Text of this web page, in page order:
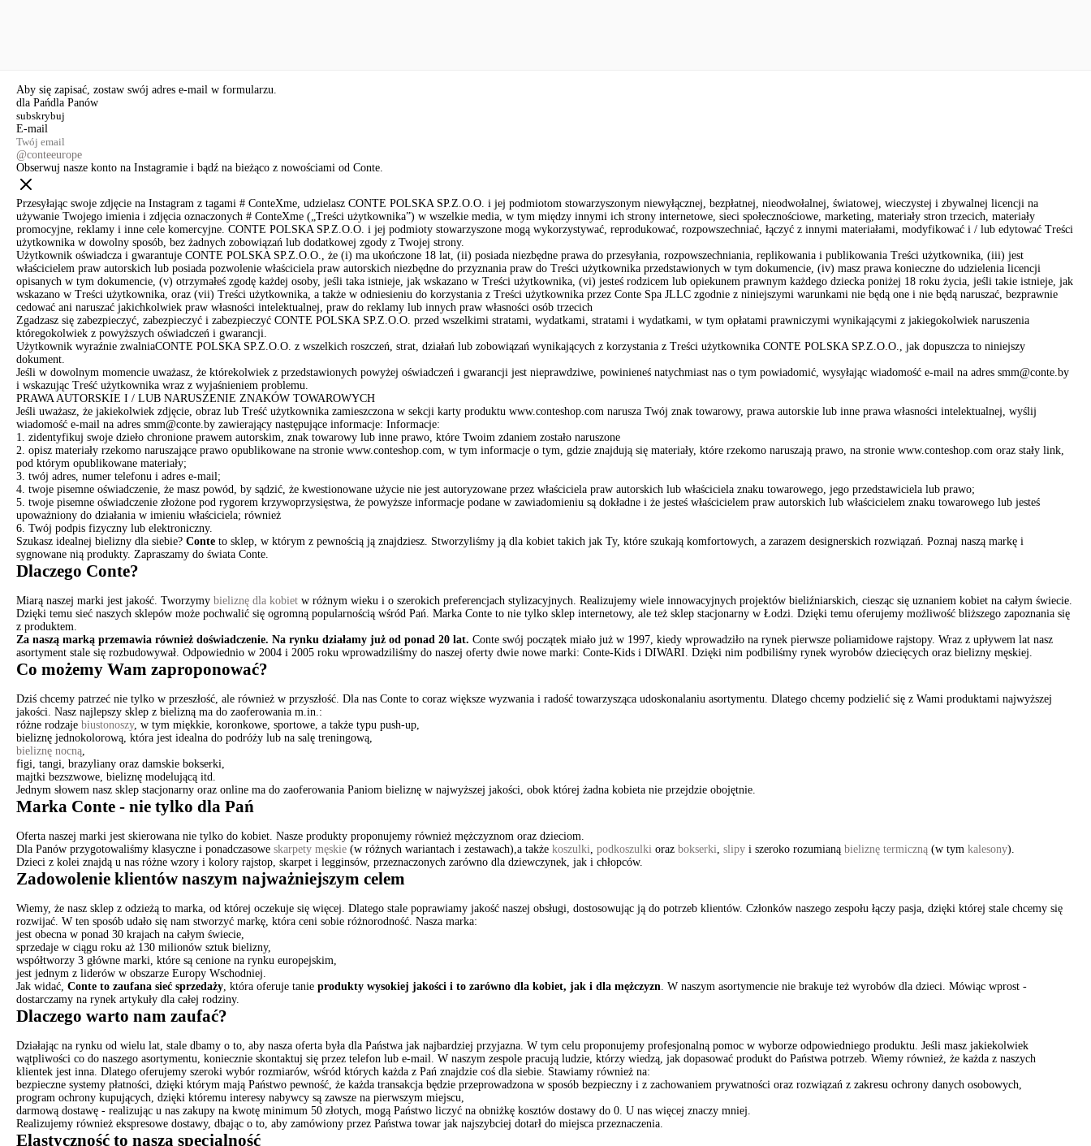
Aby się zapisać, zostaw swój adres e-mail w formularzu.
dla Pańdla Panów
E-mail
@conteeurope
Obserwuj nasze konto na Instagramie i bądź na bieżąco z nowościami od Conte.
Przesyłając swoje zdjęcie na Instagram z tagami # ConteXme, udzielasz CONTE POLSKA SP.Z.O.O. i jej podmiotom stowarzyszonym niewyłącznej, bezpłatnej, nieodwołalnej, światowej, wieczystej i zbywalnej licencji na
używanie Twojego imienia i zdjęcia oznaczonych # ConteXme („Treści użytkownika”) w wszelkie media, w tym między innymi ich strony internetowe, sieci społecznościowe, marketing, materiały stron trzecich, materiały
promocyjne, reklamy i inne cele komercyjne. CONTE POLSKA SP.Z.O.O. i jej podmioty stowarzyszone mogą wykorzystywać, reprodukować, rozpowszechniać, łączyć z innymi materiałami, modyfikować i / lub edytować Treści
użytkownika w dowolny sposób, bez żadnych zobowiązań lub dodatkowej zgody z Twojej strony.
Użytkownik oświadcza i gwarantuje CONTE POLSKA SP.Z.O.O., że (i) ma ukończone 18 lat, (ii) posiada niezbędne prawa do przesyłania, rozpowszechniania, replikowania i publikowania Treści użytkownika, (iii) jest
właścicielem praw autorskich lub posiada pozwolenie właściciela praw autorskich niezbędne do przyznania praw do Treści użytkownika przedstawionych w tym dokumencie, (iv) masz prawa konieczne do udzielenia licencji
opisanych w tym dokumencie, (v) otrzymałeś zgodę każdej osoby, jeśli taka istnieje, jak wskazano w Treści użytkownika, (vi) jesteś rodzicem lub opiekunem prawnym każdego dziecka poniżej 18 roku życia, jeśli takie istnieje, jak
wskazano w Treści użytkownika, oraz (vii) Treści użytkownika, a także w odniesieniu do korzystania z Treści użytkownika przez Conte Spa JLLC zgodnie z niniejszymi warunkami nie będą one i nie będą naruszać, bezprawnie
cedować ani naruszać jakichkolwiek praw własności intelektualnej, praw do reklamy lub innych praw własności osób trzecich
Zgadzasz się zabezpieczyć, zabezpieczyć i zabezpieczyć CONTE POLSKA SP.Z.O.O. przed wszelkimi stratami, wydatkami, stratami i wydatkami, w tym opłatami prawniczymi wynikającymi z jakiegokolwiek naruszenia
któregokolwiek z powyższych oświadczeń i gwarancji.
Użytkownik wyraźnie zwalniaCONTE POLSKA SP.Z.O.O. z wszelkich roszczeń, strat, działań lub zobowiązań wynikających z korzystania z Treści użytkownika CONTE POLSKA SP.Z.O.O., jak dopuszcza to niniejszy
dokument.
Jeśli w dowolnym momencie uważasz, że którekolwiek z przedstawionych powyżej oświadczeń i gwarancji jest nieprawdziwe, powinieneś natychmiast nas o tym powiadomić, wysyłając wiadomość e-mail na adres smm@conte.by
i wskazując Treść użytkownika wraz z wyjaśnieniem problemu.
PRAWA AUTORSKIE I / LUB NARUSZENIE ZNAKÓW TOWAROWYCH
Jeśli uważasz, że jakiekolwiek zdjęcie, obraz lub Treść użytkownika zamieszczona w sekcji karty produktu www.conteshop.com narusza Twój znak towarowy, prawa autorskie lub inne prawa własności intelektualnej, wyślij
wiadomość e-mail na adres smm@conte.by zawierający następujące informacje: Informacje:
1. zidentyfikuj swoje dzieło chronione prawem autorskim, znak towarowy lub inne prawo, które Twoim zdaniem zostało naruszone
2. opisz materiały rzekomo naruszające prawo opublikowane na stronie www.conteshop.com, w tym informacje o tym, gdzie znajdują się materiały, które rzekomo naruszają prawo, na stronie www.conteshop.com oraz stały link,
pod którym opublikowane materiały;
3. twój adres, numer telefonu i adres e-mail;
4. twoje pisemne oświadczenie, że masz powód, by sądzić, że kwestionowane użycie nie jest autoryzowane przez właściciela praw autorskich lub właściciela znaku towarowego, jego przedstawiciela lub prawo;
5. twoje pisemne oświadczenie złożone pod rygorem krzywoprzysięstwa, że ​​powyższe informacje podane w zawiadomieniu są dokładne i że jesteś właścicielem praw autorskich lub właścicielem znaku towarowego lub jesteś
upoważniony do działania w imieniu właściciela; również
6. Twój podpis fizyczny lub elektroniczny.
Szukasz idealnej bielizny dla siebie? Conte to sklep, w którym z pewnością ją znajdziesz. Stworzyliśmy ją dla kobiet takich jak Ty, które szukają komfortowych, a zarazem designerskich rozwiązań. Poznaj naszą markę i
sygnowane nią produkty. Zapraszamy do świata Conte.
Dlaczego Conte?
Miarą naszej marki jest jakość. Tworzymy bieliznę dla kobiet w różnym wieku i o szerokich preferencjach stylizacyjnych. Realizujemy wiele innowacyjnych projektów bieliźniarskich, ciesząc się uznaniem kobiet na całym świecie.
Dzięki temu sieć naszych sklepów może pochwalić się ogromną popularnością wśród Pań. Marka Conte to nie tylko sklep internetowy, ale też sklep stacjonarny w Łodzi. Dzięki temu oferujemy możliwość bliższego zapoznania się
z produktem.
Za naszą marką przemawia również doświadczenie. Na rynku działamy już od ponad 20 lat. Conte swój początek miało już w 1997, kiedy wprowadziło na rynek pierwsze poliamidowe rajstopy. Wraz z upływem lat nasz
asortyment stale się rozbudowywał. Odpowiednio w 2004 i 2005 roku wprowadziliśmy do naszej oferty dwie nowe marki: Conte-Kids i DIWARI. Dzięki nim podbiliśmy rynek wyrobów dziecięcych oraz bielizny męskiej.
Co możemy Wam zaproponować?
Dziś chcemy patrzeć nie tylko w przeszłość, ale również w przyszłość. Dla nas Conte to coraz większe wyzwania i radość towarzysząca udoskonalaniu asortymentu. Dlatego chcemy podzielić się z Wami produktami najwyższej
jakości. Nasz najlepszy sklep z bielizną ma do zaoferowania m.in.:
różne rodzaje biustonoszy, w tym miękkie, koronkowe, sportowe, a także typu push-up,
bieliznę jednokolorową, która jest idealna do podróży lub na salę treningową,
bieliznę nocną,
figi, tangi, brazyliany oraz damskie bokserki,
majtki bezszwowe, bieliznę modelującą itd.
Jednym słowem nasz sklep stacjonarny oraz online ma do zaoferowania Paniom bieliznę w najwyższej jakości, obok której żadna kobieta nie przejdzie obojętnie.
Marka Conte - nie tylko dla Pań
Oferta naszej marki jest skierowana nie tylko do kobiet. Nasze produkty proponujemy również mężczyznom oraz dzieciom.
Dla Panów przygotowaliśmy klasyczne i ponadczasowe skarpety męskie (w różnych wariantach i zestawach),a także koszulki, podkoszulki oraz bokserki, slipy i szeroko rozumianą bieliznę termiczną (w tym kalesony).
Dzieci z kolei znajdą u nas różne wzory i kolory rajstop, skarpet i legginsów, przeznaczonych zarówno dla dziewczynek, jak i chłopców.
Zadowolenie klientów naszym najważniejszym celem
Wiemy, że nasz sklep z odzieżą to marka, od której oczekuje się więcej. Dlatego stale poprawiamy jakość naszej obsługi, dostosowując ją do potrzeb klientów. Członków naszego zespołu łączy pasja, dzięki której stale chcemy się
rozwijać. W ten sposób udało się nam stworzyć markę, która ceni sobie różnorodność. Nasza marka:
jest obecna w ponad 30 krajach na całym świecie,
sprzedaje w ciągu roku aż 130 milionów sztuk bielizny,
współtworzy 3 główne marki, które są cenione na rynku europejskim,
jest jednym z liderów w obszarze Europy Wschodniej.
Jak widać, Conte to zaufana sieć sprzedaży, która oferuje tanie produkty wysokiej jakości i to zarówno dla kobiet, jak i dla mężczyzn. W naszym asortymencie nie brakuje też wyrobów dla dzieci. Mówiąc wprost -
dostarczamy na rynek artykuły dla całej rodziny.
Dlaczego warto nam zaufać?
Działając na rynku od wielu lat, stale dbamy o to, aby nasza oferta była dla Państwa jak najbardziej przyjazna. W tym celu proponujemy profesjonalną pomoc w wyborze odpowiedniego produktu. Jeśli masz jakiekolwiek
wątpliwości co do naszego asortymentu, koniecznie skontaktuj się przez telefon lub e-mail. W naszym zespole pracują ludzie, którzy wiedzą, jak dopasować produkt do Państwa potrzeb. Wiemy również, że każda z naszych
klientek jest inna. Dlatego oferujemy szeroki wybór rozmiarów, wśród których każda z Pań znajdzie coś dla siebie. Stawiamy również na:
bezpieczne systemy płatności, dzięki którym mają Państwo pewność, że każda transakcja będzie przeprowadzona w sposób bezpieczny i z zachowaniem prywatności oraz rozwiązań z zakresu ochrony danych osobowych,
program ochrony kupujących, dzięki któremu interesy nabywcy są zawsze na pierwszym miejscu,
darmową dostawę - realizując u nas zakupy na kwotę minimum 50 złotych, mogą Państwo liczyć na obniżkę kosztów dostawy do 0. U nas więcej znaczy mniej.
Realizujemy również ekspresowe dostawy, dbając o to, aby zamówiony przez Państwa towar jak najszybciej dotarł do miejsca przeznaczenia.
Elastyczność to nasza specjalność